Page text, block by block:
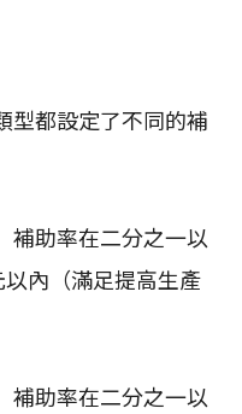
型都設定了不同的補
補助率在二分之一以
內（滿足提高生產
補助率在二分之一以